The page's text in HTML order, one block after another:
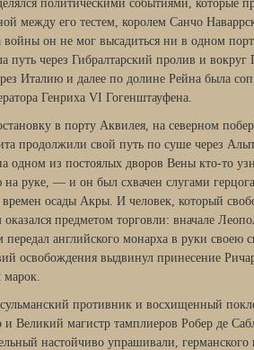
политическими событиями, которые
между его тестем, королем Санчо
он не мог высадиться ни в одном
путь через Гибралтарский пролив и вокруг
Италию и далее по долине Рейна была
Генриха VI Гогенштауфена.
в порту Аквилея, на северном
продолжили свой путь по суше через
одном из постоялых дворов Вены кто-то
руке, — и он был схвачен слугами
времен осады Акры. И человек, который
предметом торговли: вначале
английского монарха в руки своею
освобождения выдвинул принесение
марок.
против­ник и восхищенный
и Великий магистр тамплиеров Робер де
настойчиво упрашивали,